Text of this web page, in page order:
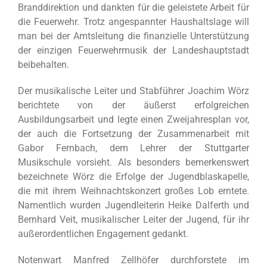
Branddirektion und dankten für die geleistete Arbeit für
die Feuerwehr. Trotz angespannter Haushaltslage will
man bei der Amtsleitung die finanzielle Unterstützung
der einzigen Feuerwehrmusik der Landeshauptstadt
beibehalten.
Der musikalische Leiter und Stabführer Joachim Wörz
berichtete von der äußerst erfolgreichen
Ausbildungsarbeit und legte einen Zweijahresplan vor,
der auch die Fortsetzung der Zusammenarbeit mit
Gabor Fernbach, dem Lehrer der Stuttgarter
Musikschule vorsieht. Als besonders bemerkenswert
bezeichnete Wörz die Erfolge der Jugendblaskapelle,
die mit ihrem Weihnachtskonzert großes Lob erntete.
Namentlich wurden Jugendleiterin Heike Dalferth und
Bernhard Veit, musikalischer Leiter der Jugend, für ihr
außerordentlichen Engagement gedankt.
Notenwart Manfred Zellhöfer durchforstete im